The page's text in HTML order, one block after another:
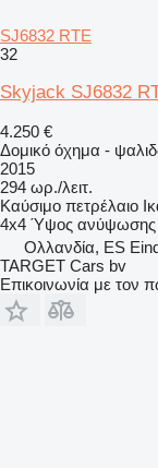
SJ6832 RTE
32
Skyjack SJ6832
4.250 €
Δομικό όχημα -
2015
294 ωρ./λειτ.
Καύσιμο πετρέλαιο
4x4 Ύψος ανύψωσης
Ολλανδία, ES
TARGET Cars bv
Επικοινωνία με τον